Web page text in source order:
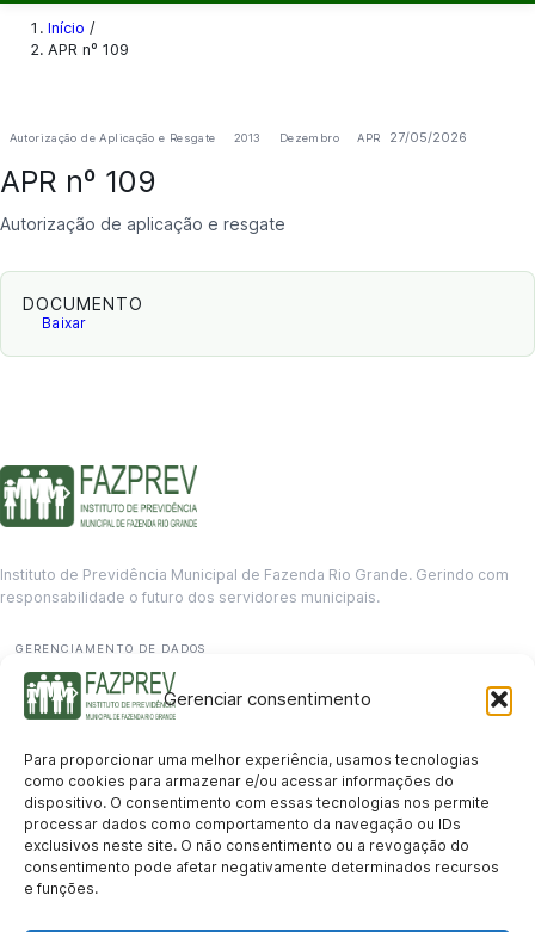
Gerenciar consentimento
Para proporcionar uma melhor experiência, usamos tecnologias
como cookies para armazenar e/ou acessar informações do
dispositivo. O consentimento com essas tecnologias nos permite
processar dados como comportamento da navegação ou IDs
exclusivos neste site. O não consentimento ou a revogação do
consentimento pode afetar negativamente determinados recursos
e funções.
Início /
APR nº 109
Autorização de Aplicação e Resgate 2013 Dezembro APR 27/05/2026
APR nº 109
Autorização de aplicação e resgate
DOCUMENTO
Baixar
Instituto de Previdência Municipal de Fazenda Rio Grande. Gerindo com
responsabilidade o futuro dos servidores municipais.
GERENCIAMENTO DE DADOS
Departamento de informação
contato@fazprev.pr.gov.br
(41) 3995-2146
Serviços
Aposentadoria Pensão por Morte Benefício por Invalidez Auxílio Doença
Holerite Online Protocolo Online
Transparência
Portal da Transparência